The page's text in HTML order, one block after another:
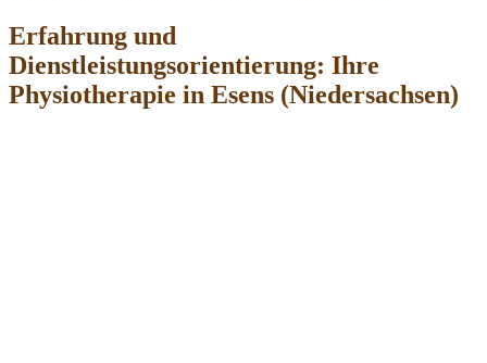
Erfahrung und
Dienstleistungsorientierung: Ihre
Physiotherapie in Esens (Niedersachsen)